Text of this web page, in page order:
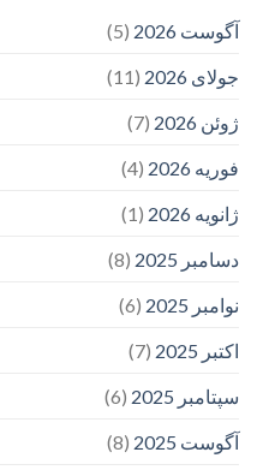
آگوست 2026
(5)
جولای 2026
(11)
ژوئن 2026
(7)
فوریه 2026
(4)
ژانویه 2026
(1)
دسامبر 2025
(8)
نوامبر 2025
(6)
اکتبر 2025
(7)
سپتامبر 2025
(6)
آگوست 2025
(8)